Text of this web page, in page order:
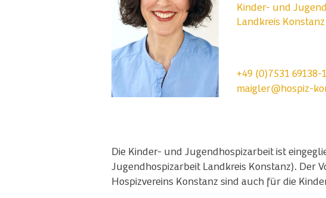
Kinder- und
Landkreis Konstanz
+49 (0)7531 69138-
maigler@hospiz-
Die Kinder- und Jugendhospizarbeit ist
Jugendhospizarbeit Landkreis Konstanz). Der
Hospizvereins Konstanz sind auch für die